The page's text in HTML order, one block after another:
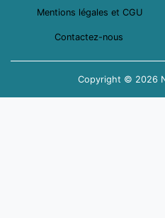
Mentions légales et CGU
Contactez-nous
Copyright © 2026